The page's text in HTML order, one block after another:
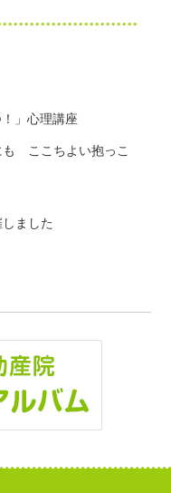
」心理講座
ここちよい抱っこ
ました